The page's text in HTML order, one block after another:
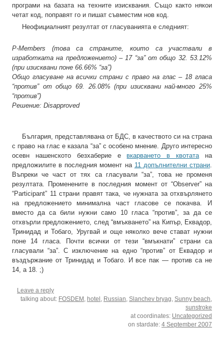
програми на базата на техните изисквания. Също както някои
четат код, поправят го и пишат съвместим нов код.
Неофициалният резултат от гласуванията е следният:
P-Members (това са страните, които са участвали в
изработката на предложението) – 17 “за” от общо 32. 53.12%
(при изисквани поне 66.66% “за”)
Общо гласуване на всички страни с право на глас – 18 гласа
“против” от общо 69. 26.08% (при изисквани най-много 25%
“против”)
Решение: Disapproved
България, представлявана от БДС, в качеството си на страна
с право на глас е казала “за” с особено мнение. Друго интересно
осевн нашенското безхаберие е вкарването в квотата на
предложилите в последния момент на 11 допълнителни страни
Въпреки че част от тях са гласували “за”, това не променя
резултата. Променените в последния момент от “Observer” на
“Participant” 11 страни правят така, че нужната за отхвърлянето
на предложението минимална част гласове се покачва. И
вместо да са били нужни само 10 гласа “против”, за да се
отхвърли предложението, след “вмъкването” на Кипър, Еквадор,
Тринидад и Тобаго, Уругвай и още няколко вече стават нужни
поне 14 гласа. Почти всички от тези “вмъкнати” страни са
гласували “за”. С изключение на едно “против” от Еквадор и
въздържание от Тринидад и Тобаго. И все пак — против са не
14, а 18. ;)
Leave a reply
talking about: FOSDEM hotel Russian Slanchev bryag Sunny beach
sunstroke
at coordinates: Uncategorized
on stardate: 4 September 2007